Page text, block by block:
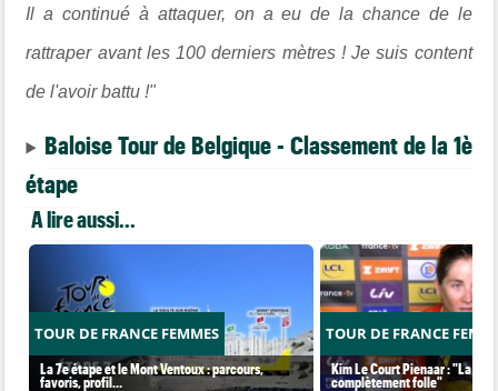
Il a continué à attaquer, on a eu de la chance de le
rattraper avant les 100 derniers mètres ! Je suis content
de l'avoir battu !"
Baloise Tour de Belgique - Classement de la 1è
étape
A lire aussi...
TOUR DE FRANCE FEMMES
La 7e étape et le Mont Ventoux : parcours,
favoris, profil…
TOUR DE FRANCE
Kim Le Court Pienaar : "La
complètement folle"